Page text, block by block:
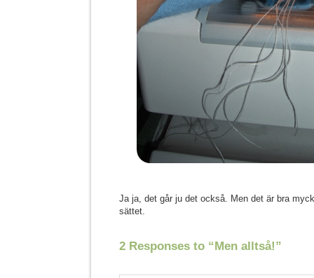
Ja ja, det går ju det också. Men det är bra
sättet.
2 Responses to “Men alltså!”